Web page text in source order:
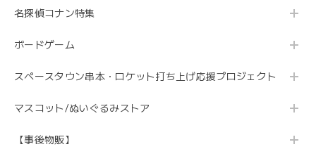
名探偵コナン特集
ボードゲーム
スペースタウン串本・ロケット打ち上げ応援プロジェクト
マスコット/ぬいぐるみストア
【事後物販】